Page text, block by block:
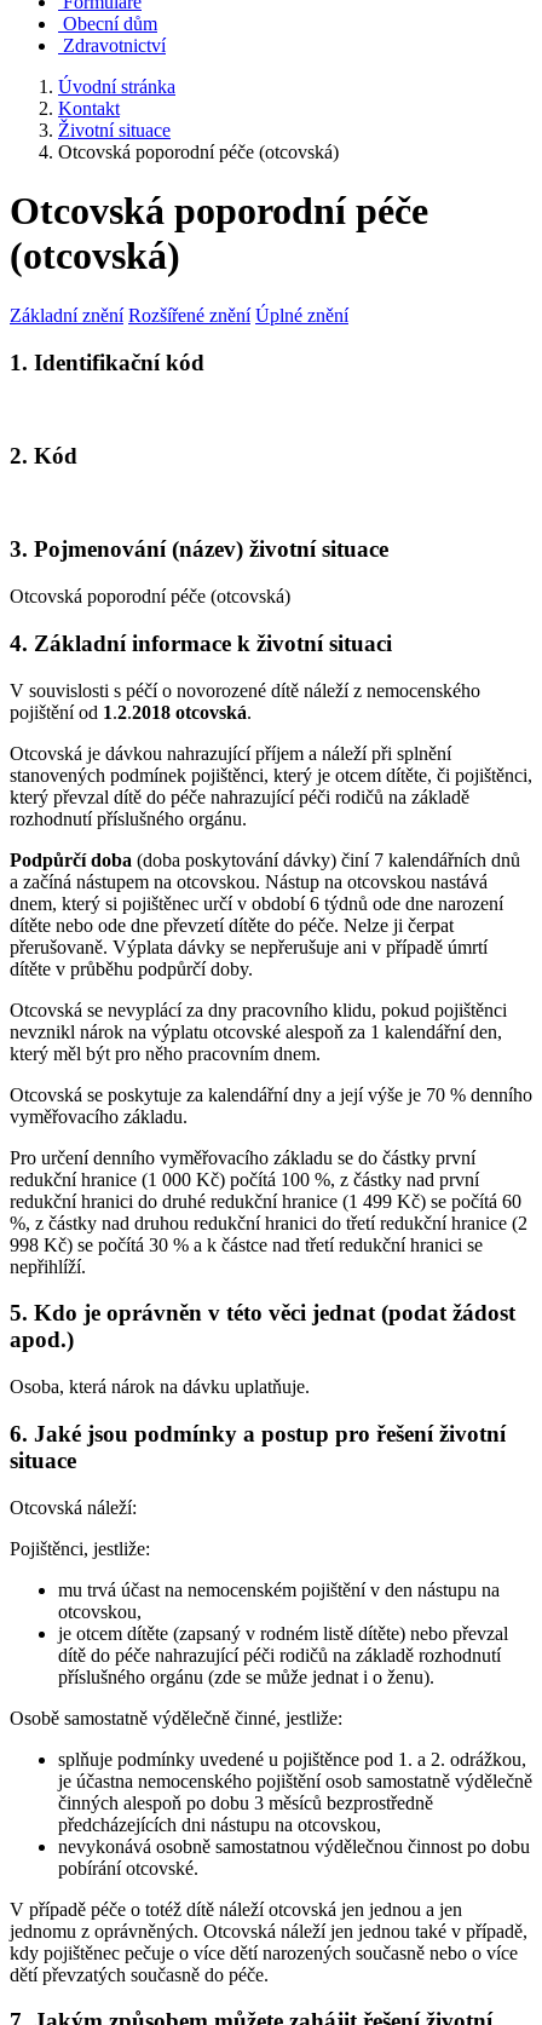
Obecní dům
Zdravotnictví
Úvodní stránka
Kontakt
Životní situace
Otcovská poporodní péče (otcovská)
Otcovská poporodní péče
(otcovská)
Základní znění Rozšířené znění Úplné znění
1. Identifikační kód
2. Kód
3. Pojmenování (název) životní situace
Otcovská poporodní péče (otcovská)
4. Základní informace k životní situaci
V souvislosti s péčí o novorozené dítě náleží z nemocenského
pojištění od 1.2.2018 otcovská.
Otcovská je dávkou nahrazující příjem a náleží při splnění
stanovených podmínek pojištěnci, který je otcem dítěte, či pojištěnci,
který převzal dítě do péče nahrazující péči rodičů na základě
rozhodnutí příslušného orgánu.
Podpůrčí doba (doba poskytování dávky) činí 7 kalendářních dnů
a začíná nástupem na otcovskou. Nástup na otcovskou nastává
dnem, který si pojištěnec určí v období 6 týdnů ode dne narození
dítěte nebo ode dne převzetí dítěte do péče. Nelze ji čerpat
přerušovaně. Výplata dávky se nepřerušuje ani v případě úmrtí
dítěte v průběhu podpůrčí doby.
Otcovská se nevyplácí za dny pracovního klidu, pokud pojištěnci
nevznikl nárok na výplatu otcovské alespoň za 1 kalendářní den,
který měl být pro něho pracovním dnem.
Otcovská se poskytuje za kalendářní dny a její výše je 70 % denního
vyměřovacího základu.
Pro určení denního vyměřovacího základu se do částky první
redukční hranice (1 000 Kč) počítá 100 %, z částky nad první
redukční hranici do druhé redukční hranice (1 499 Kč) se počítá 60
%, z částky nad druhou redukční hranici do třetí redukční hranice (2
998 Kč) se počítá 30 % a k částce nad třetí redukční hranici se
nepřihlíží.
5. Kdo je oprávněn v této věci jednat (podat žádost
apod.)
Osoba, která nárok na dávku uplatňuje.
6. Jaké jsou podmínky a postup pro řešení životní
situace
Otcovská náleží:
Pojištěnci, jestliže:
mu trvá účast na nemocenském pojištění v den nástupu na
otcovskou,
je otcem dítěte (zapsaný v rodném listě dítěte) nebo převzal
dítě do péče nahrazující péči rodičů na základě rozhodnutí
příslušného orgánu (zde se může jednat i o ženu).
Osobě samostatně výdělečně činné, jestliže:
splňuje podmínky uvedené u pojištěnce pod 1. a 2. odrážkou,
je účastna nemocenského pojištění osob samostatně výdělečně
činných alespoň po dobu 3 měsíců bezprostředně
předcházejících dni nástupu na otcovskou,
nevykonává osobně samostatnou výdělečnou činnost po dobu
pobírání otcovské.
V případě péče o totéž dítě náleží otcovská jen jednou a jen
jednomu z oprávněných. Otcovská náleží jen jednou také v případě,
kdy pojištěnec pečuje o více dětí narozených současně nebo o více
dětí převzatých současně do péče.